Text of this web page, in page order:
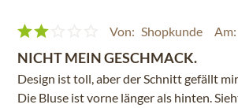
Von: Shopkunde Am:
NICHT MEIN GESCHMACK.
Design ist toll, aber der Schnitt gefällt
Die Bluse ist vorne länger als hinten.